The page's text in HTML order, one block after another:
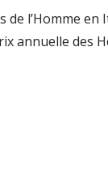
l’Homme en
annuelle des